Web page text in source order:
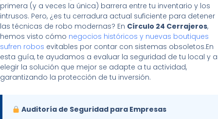
primera (y a veces la única) barrera entre tu inventario y los
intrusos. Pero, ¿es tu cerradura actual suficiente para detener
las técnicas de robo modernas? En Círculo 24 Cerrajeros,
hemos visto cómo negocios históricos y nuevas boutiques
sufren robos evitables por contar con sistemas obsoletos.En
esta guía, te ayudamos a evaluar la seguridad de tu local y a
elegir la solución que mejor se adapte a tu actividad,
garantizando la protección de tu inversión.
Auditoría de Seguridad para Empresas